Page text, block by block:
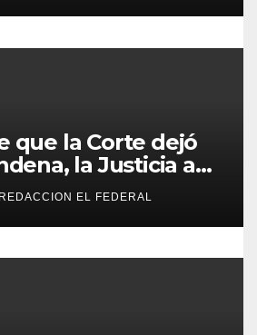
que la Corte dejó
la Justicia aún
ni un peso
REDACCION EL FEDERAL